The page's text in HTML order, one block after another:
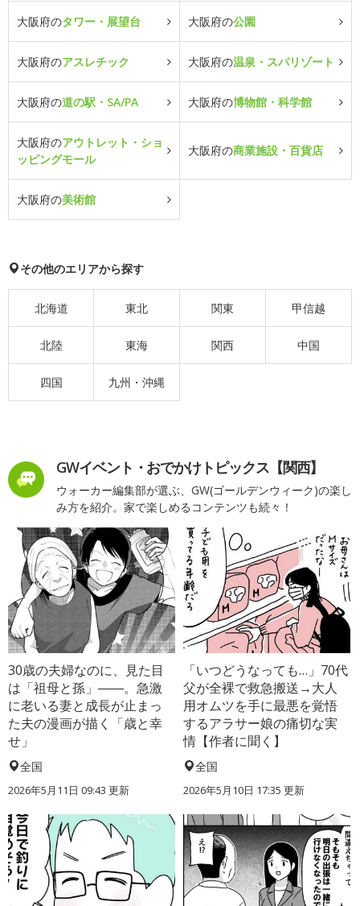
大阪府のタワー・展望台 大阪府の公園
大阪府のアスレチック 大阪府の温泉・スパリゾート
大阪府の道の駅・SA/PA 大阪府の博物館・科学館
大阪府のアウトレット・ショ
ッピングモール
大阪府の商業施設・百貨店
大阪府の美術館
その他のエリアから探す
北海道 東北 関東 甲信越
北陸 東海 関西 中国
四国 九州・沖縄
GWイベント・おでかけトピックス【関西】
ウォーカー編集部が選ぶ、GW(ゴールデンウィーク)の楽し
み方を紹介。家で楽しめるコンテンツも続々！
30歳の夫婦なのに、見た目
は「祖母と孫」――。急激
に老いる妻と成長が止まっ
た夫の漫画が描く「歳と幸
せ」
全国
2026年5月11日 09:43 更新
「いつどうなっても…」70代
父が全裸で救急搬送→大人
用オムツを手に最悪を覚悟
するアラサー娘の痛切な実
情【作者に聞く】
全国
2026年5月10日 17:35 更新